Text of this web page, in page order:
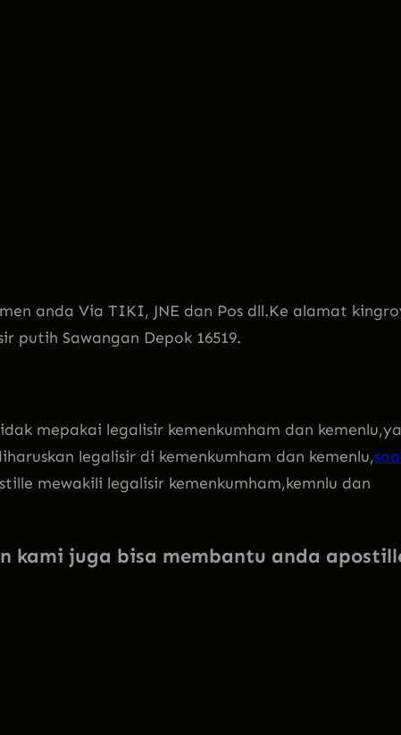
anda Via TIKI, JNE dan Pos dll.Ke alamat
putih Sawangan Depok 16519.
mepakai legalisir kemenkumham dan
legalisir di kemenkumham dan kemenlu,
mewakili legalisir kemenkumham,kemnlu dan
kami juga bisa membantu anda